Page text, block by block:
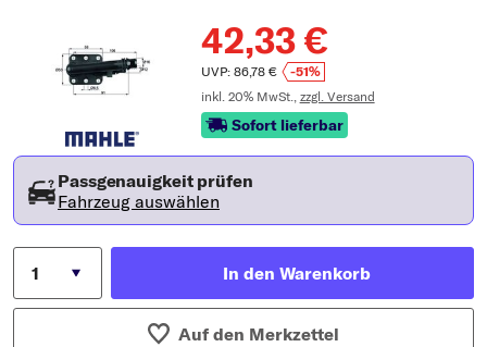
42,33 €
UVP: 86,78 €
-51%
inkl. 20% MwSt., zzgl. Versand
Sofort lieferbar
Passgenauigkeit prüfen
Fahrzeug auswählen
In den Warenkorb
Auf den Merkzettel